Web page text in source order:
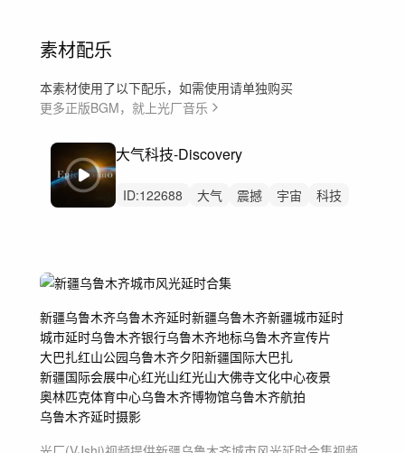
素材配乐
本素材使用了以下配乐，如需使用请单独购买
更多正版BGM，就上光厂音乐
大气科技-Discovery
ID:122688 大气 震撼 宇宙
科技
新疆乌鲁木齐乌鲁木齐延时新疆乌鲁木齐新疆城市延时
城市延时乌鲁木齐银行乌鲁木齐地标乌鲁木齐宣传片
大巴扎红山公园乌鲁木齐夕阳新疆国际大巴扎
新疆国际会展中心红光山红光山大佛寺文化中心夜景
奥林匹克体育中心乌鲁木齐博物馆乌鲁木齐航拍
乌鲁木齐延时摄影